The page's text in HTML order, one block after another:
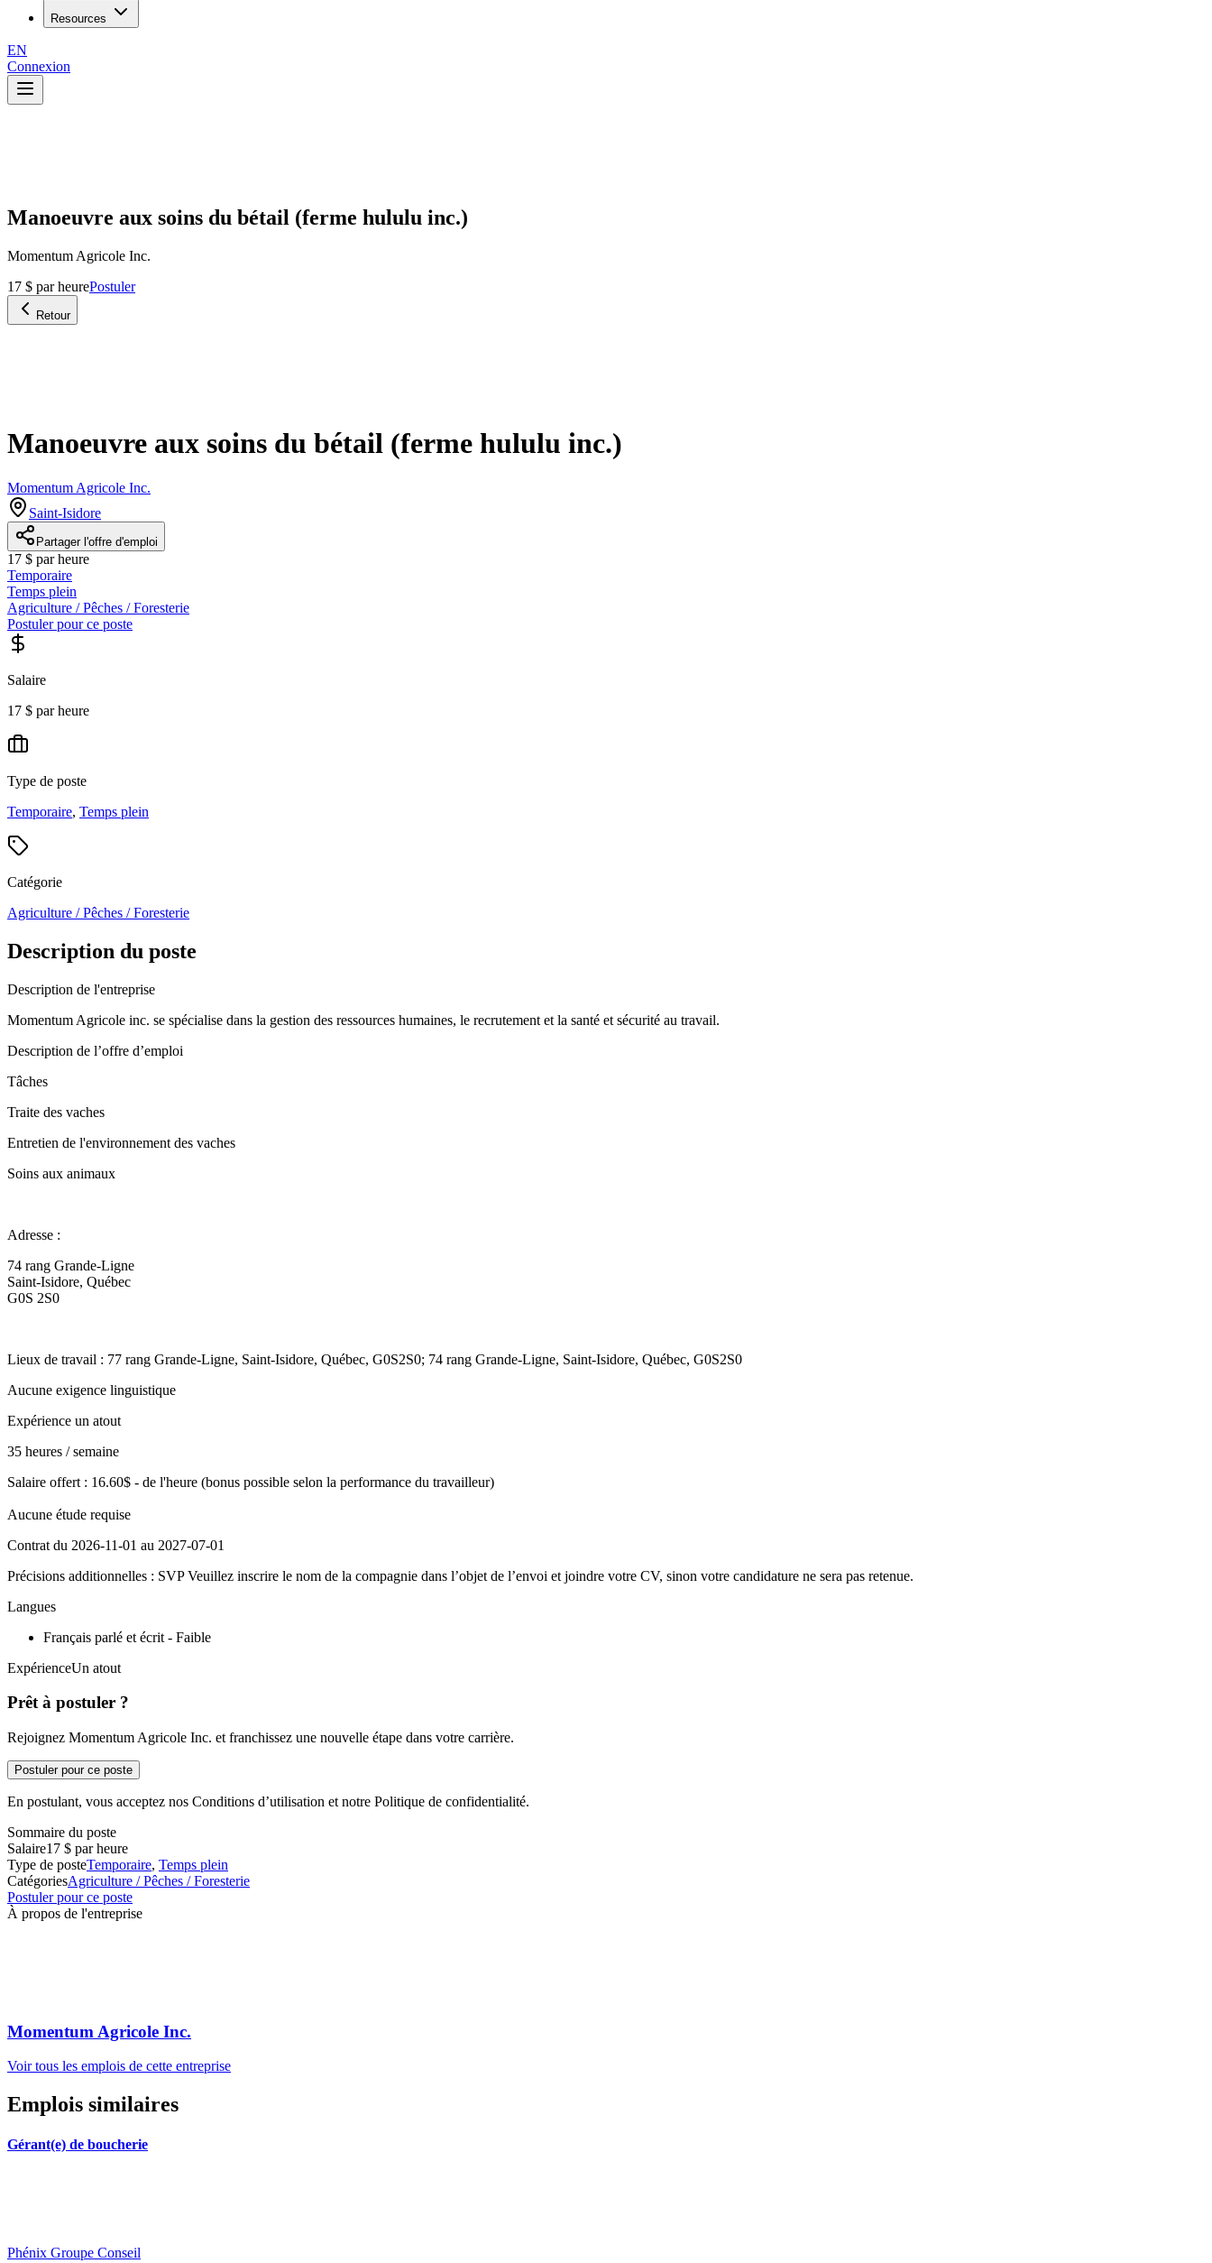
Resources
EN
Connexion
Manoeuvre aux soins du bétail (ferme hululu inc.)
Momentum Agricole Inc.
17 $ par heurePostuler
Retour
Manoeuvre aux soins du bétail (ferme hululu inc.)
Momentum Agricole Inc.
Saint-Isidore
Partager l'offre d'emploi
17 $ par heure
Temporaire
Temps plein
Agriculture / Pêches / Foresterie
Postuler pour ce poste
Salaire
17 $ par heure
Type de poste
Temporaire, Temps plein
Catégorie
Agriculture / Pêches / Foresterie
Description du poste
Description de l'entreprise
Momentum Agricole inc. se spécialise dans la gestion des ressources humaines, le recrutement et la santé et sécurité au travail.
Description de l’offre d’emploi
Tâches
Traite des vaches
Entretien de l'environnement des vaches
Soins aux animaux
Adresse :
74 rang Grande-Ligne
Saint-Isidore, Québec
G0S 2S0
Lieux de travail : 77 rang Grande-Ligne, Saint-Isidore, Québec, G0S2S0; 74 rang Grande-Ligne, Saint-Isidore, Québec, G0S2S0
Aucune exigence linguistique
Expérience un atout
35 heures / semaine
Salaire offert : 16.60$ - de l'heure (bonus possible selon la performance du travailleur)
Aucune étude requise
Contrat du 2026-11-01 au 2027-07-01
Précisions additionnelles : SVP Veuillez inscrire le nom de la compagnie dans l’objet de l’envoi et joindre votre CV, sinon votre candidature ne sera pas retenue.
Langues
Français parlé et écrit - Faible
ExpérienceUn atout
Prêt à postuler ?
Rejoignez Momentum Agricole Inc. et franchissez une nouvelle étape dans votre carrière.
Postuler pour ce poste
En postulant, vous acceptez nos Conditions d’utilisation et notre Politique de confidentialité.
Sommaire du poste
Salaire17 $ par heure
Type de posteTemporaire, Temps plein
CatégoriesAgriculture / Pêches / Foresterie
Postuler pour ce poste
À propos de l'entreprise
Momentum Agricole Inc.
Voir tous les emplois de cette entreprise
Emplois similaires
Gérant(e) de boucherie
Phénix Groupe Conseil